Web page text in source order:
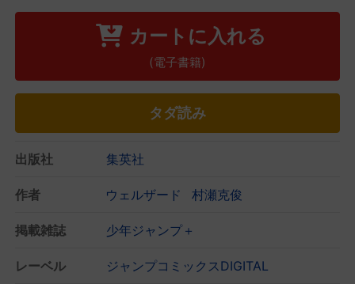
カートに入れる
(電子書籍)
タダ読み
出版社 集英社
作者 ウェルザード 村瀬克俊
掲載雑誌 少年ジャンプ＋
レーベル ジャンプコミックスDIGITAL